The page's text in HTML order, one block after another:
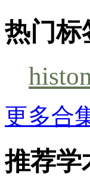
热门标
更多合
推荐学